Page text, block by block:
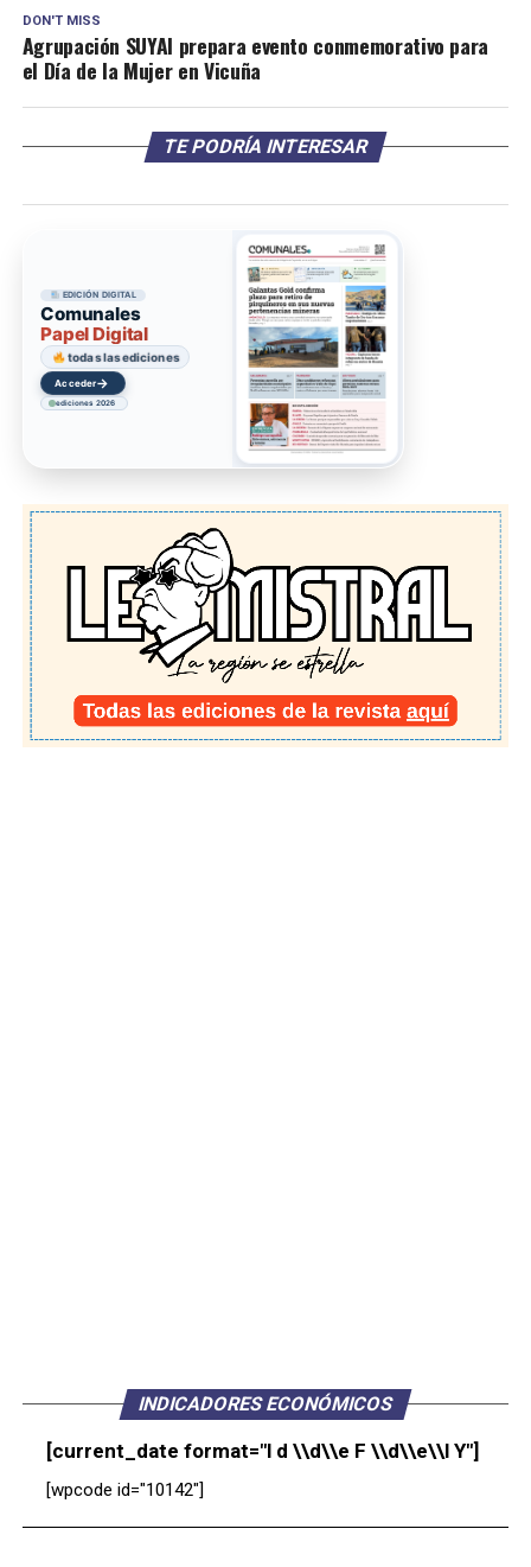
DON'T MISS
Agrupación SUYAI prepara evento conmemorativo para
el Día de la Mujer en Vicuña
TE PODRÍA INTERESAR
EDICIÓN DIGITAL
Comunales
Papel Digital
todas las ediciones
Acceder→
ediciones 2026
INDICADORES ECONÓMICOS
[current_date format="l d \\d\\e F \\d\\e\\l Y"]
[wpcode id="10142"]